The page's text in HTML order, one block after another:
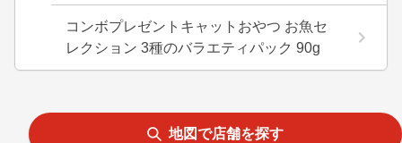
コンボプレゼントキャットおやつ お魚セ
レクション 3種のバラエティパック 90g
地図で店舗を探す